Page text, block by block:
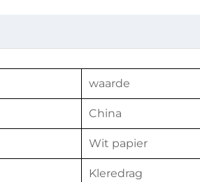
waarde
China
Wit papier
Kleredrag